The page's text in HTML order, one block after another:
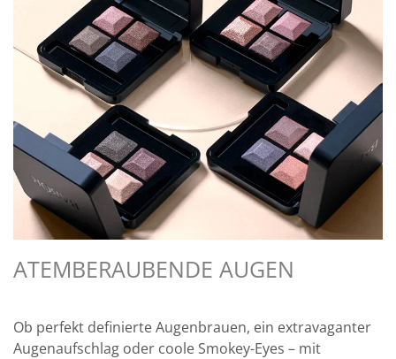
ATEMBERAUBENDE AUGEN
Ob perfekt definierte Augenbrauen, ein extravaganter
Augenaufschlag oder coole Smokey-Eyes – mit